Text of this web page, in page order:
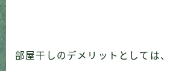
部屋干しのデメリットとしては、